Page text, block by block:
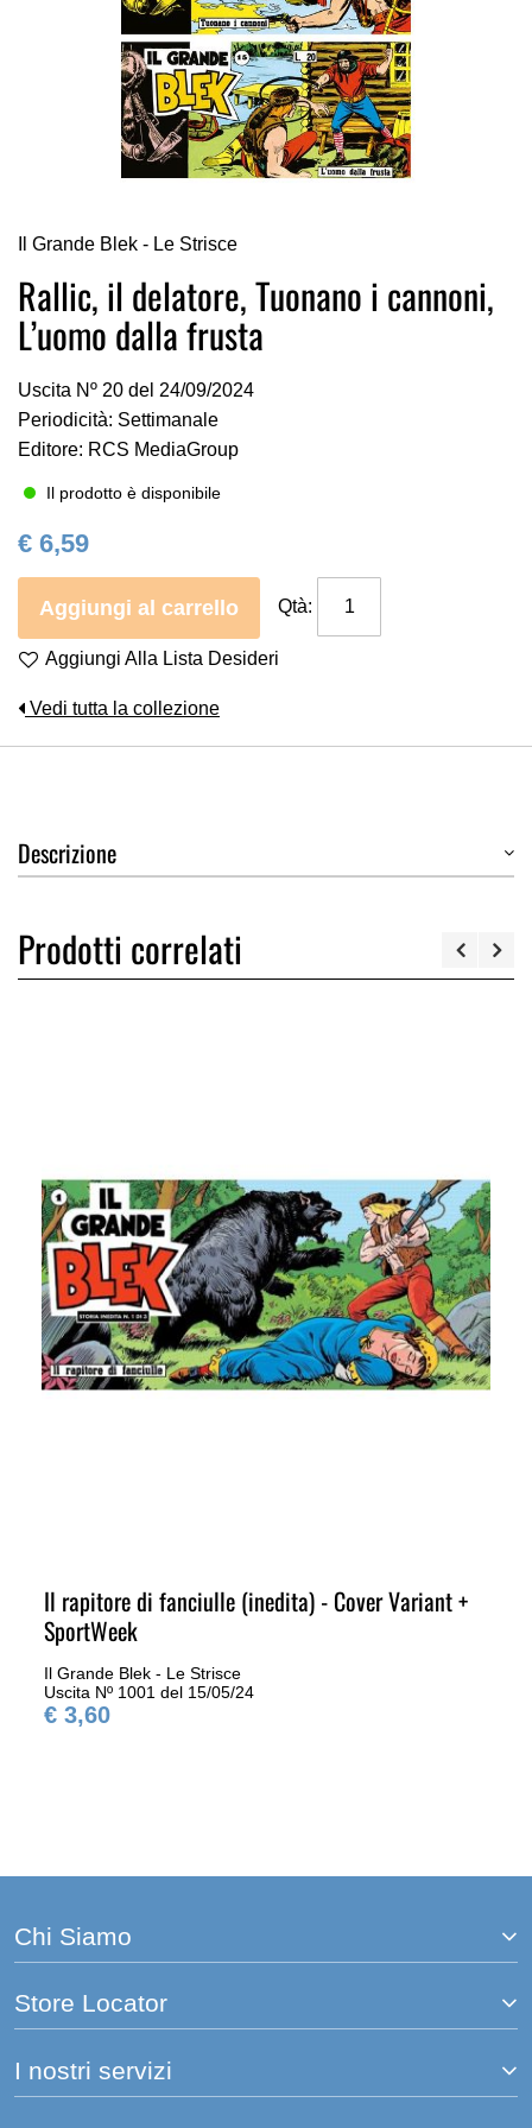
all'inizio
della
galleria
di
immagini
Il Grande Blek - Le Strisce
Rallic, il delatore, Tuonano i cannoni,
L’uomo dalla frusta
Uscita Nº 20 del 24/09/2024
Periodicità: Settimanale
Editore: RCS MediaGroup
Il prodotto è disponibile
€ 6,59
Aggiungi al carrello Qtà:
Aggiungi Alla Lista Desideri
Vedi tutta la collezione
Descrizione
Prodotti correlati
Il rapitore di fanciulle (inedita) - Cover Variant +
SportWeek
Il Grande Blek - Le Strisce
Uscita Nº 1001 del 15/05/24
€ 3,60
Chi Siamo
Store Locator
I nostri servizi